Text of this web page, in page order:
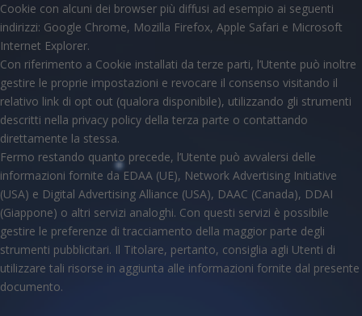
Cookie con alcuni dei browser più diffusi ad esempio ai seguenti
indirizzi: Google Chrome, Mozilla Firefox, Apple Safari e Microsoft
Internet Explorer.
Con riferimento a Cookie installati da terze parti, l’Utente può inoltre
gestire le proprie impostazioni e revocare il consenso visitando il
relativo link di opt out (qualora disponibile), utilizzando gli strumenti
descritti nella privacy policy della terza parte o contattando
direttamente la stessa.
Fermo restando quanto precede, l’Utente può avvalersi delle
informazioni fornite da EDAA (UE), Network Advertising Initiative
(USA) e Digital Advertising Alliance (USA), DAAC (Canada), DDAI
(Giappone) o altri servizi analoghi. Con questi servizi è possibile
gestire le preferenze di tracciamento della maggior parte degli
strumenti pubblicitari. Il Titolare, pertanto, consiglia agli Utenti di
utilizzare tali risorse in aggiunta alle informazioni fornite dal presente
documento.